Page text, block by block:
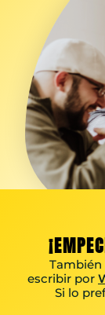
También
escribir por
Si lo